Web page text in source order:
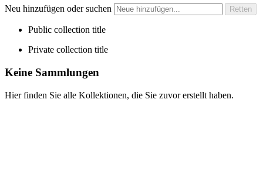
Neu hinzufügen oder suchen
Public collection title
Private collection title
Keine Sammlungen
Hier finden Sie alle Kollektionen, die Sie zuvor erstellt haben.